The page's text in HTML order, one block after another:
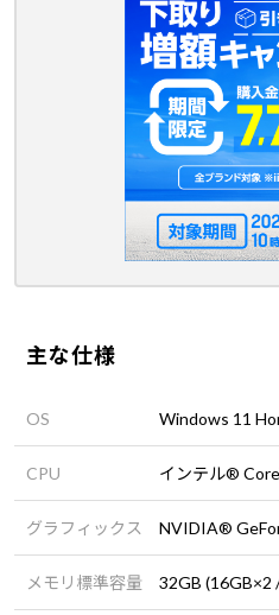
主な仕様
OS Windows 11
CPU インテル®
グラフィックス NVIDIA®
メモリ標準容量 32GB (16GB×2